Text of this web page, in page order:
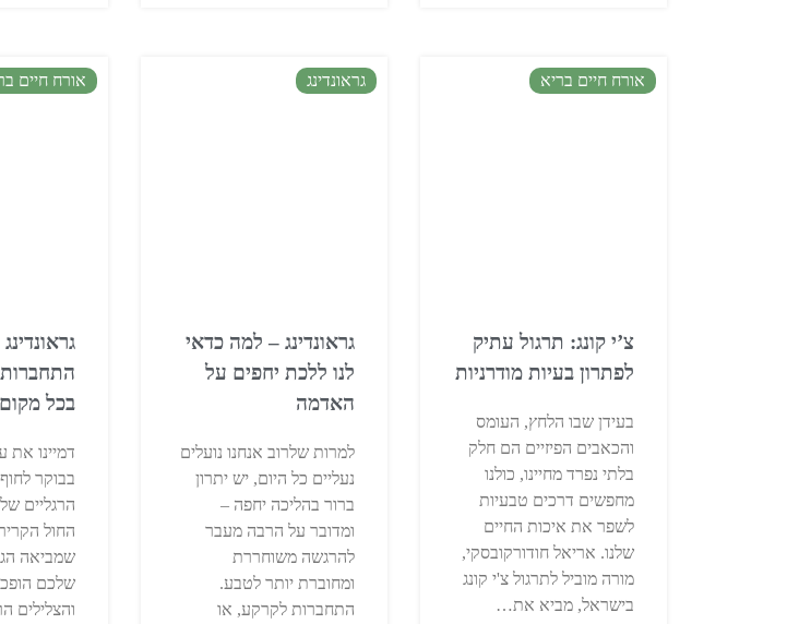
אורח חיים בריא
צ’י קונג: תרגול עתיק
לפתרון בעיות מודרניות
בעידן שבו הלחץ, העומס
והכאבים הפיזיים הם חלק
בלתי נפרד מחיינו, כולנו
מחפשים דרכים טבעיות
לשפר את איכות החיים
שלנו. אריאל חודורקובסקי,
מורה מוביל לתרגול צ'י קונג
בישראל, מביא את…
גראונדינג
גראונדינג – למה כדאי
לנו ללכת יחפים על
האדמה
למרות שלרוב אנחנו נועלים
נעליים כל היום, יש יתרון
ברור בהליכה יחפה –
ומדובר על הרבה מעבר
להרגשה משוחררת
ומחוברת יותר לטבע.
התחברות לקרקע, או
אורח חיים
בכל מקום
דמיינו את
בבוקר
הרגליים
החול
שמביאה
שלכם
והצלילים